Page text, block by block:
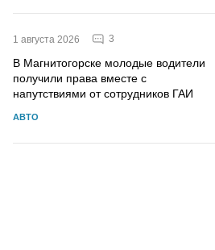
1 августа 2026 3
В Магнитогорске молодые водители
получили права вместе с
напутствиями от сотрудников ГАИ
АВТО